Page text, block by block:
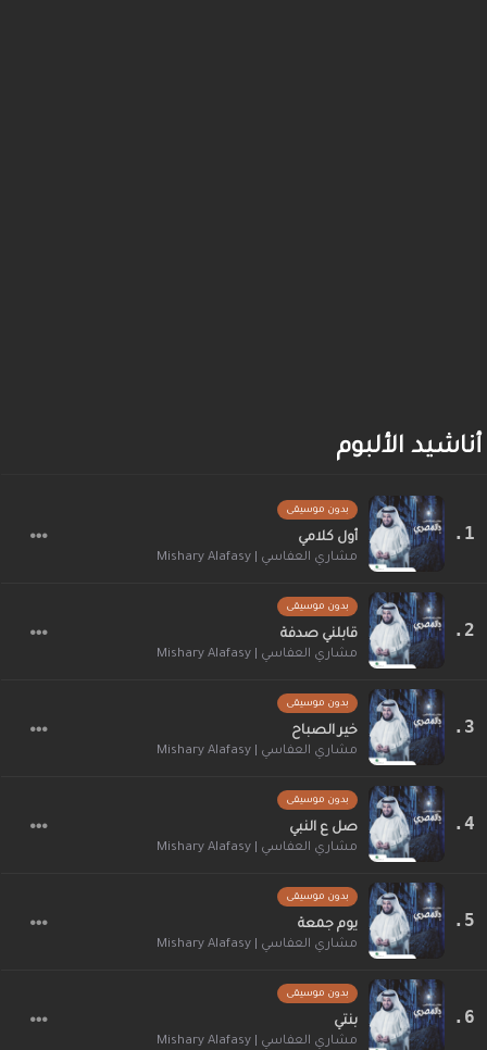
أناشيد الألبوم
بدون موسيقى
أول كلامي
مشاري العفاسي | Mishary Alafasy
بدون موسيقى
قابلني صدفة
مشاري العفاسي | Mishary Alafasy
بدون موسيقى
خير الصباح
مشاري العفاسي | Mishary Alafasy
بدون موسيقى
صل ع النبي
مشاري العفاسي | Mishary Alafasy
بدون موسيقى
يوم جمعة
مشاري العفاسي | Mishary Alafasy
بدون موسيقى
بنتي
مشاري العفاسي | Mishary Alafasy